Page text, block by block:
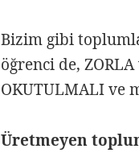
Bizim gibi
öğrenci de,
OKUTULMALI ve
Üretmeyen